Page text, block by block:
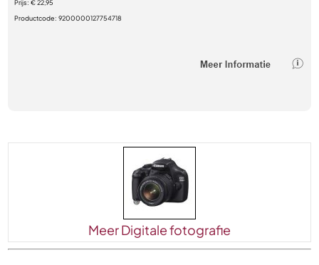
Prijs:€ 22,95
Productcode:9200000127754718
Meer Digitale fotografie